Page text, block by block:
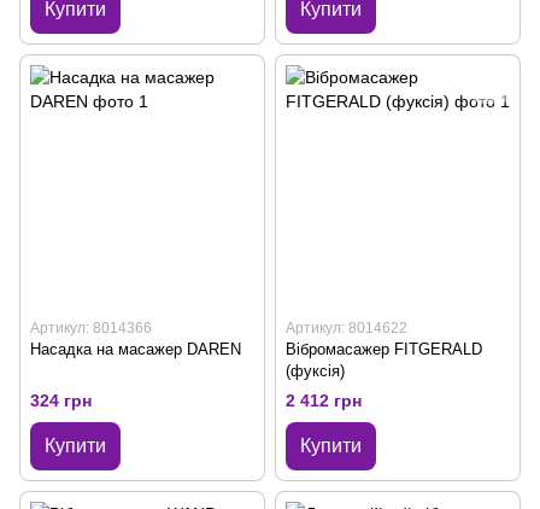
Купити Купити
Артикул: 8014366
Насадка на масажер DAREN
324 грн
Купити
Артикул: 8014622
Вібромасажер FITGERALD
(фуксія)
2 412 грн
Купити